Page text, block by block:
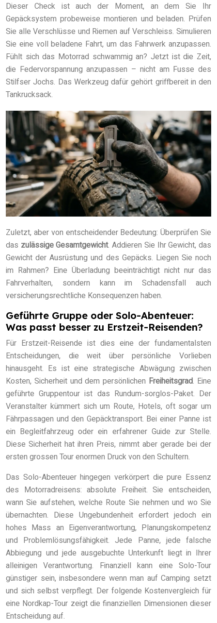
Dieser Check ist auch der Moment, an dem Sie Ihr
Gepäcksystem probeweise montieren und beladen. Prüfen
Sie alle Verschlüsse und Riemen auf Verschleiss. Simulieren
Sie eine voll beladene Fahrt, um das Fahrwerk anzupassen.
Fühlt sich das Motorrad schwammig an? Jetzt ist die Zeit,
die Federvorspannung anzupassen – nicht am Fusse des
Stilfser Jochs. Das Werkzeug dafür gehört griffbereit in den
Tankrucksack.
Zuletzt, aber von entscheidender Bedeutung: Überprüfen Sie
das zulässige Gesamtgewicht. Addieren Sie Ihr Gewicht, das
Gewicht der Ausrüstung und des Gepäcks. Liegen Sie noch
im Rahmen? Eine Überladung beeinträchtigt nicht nur das
Fahrverhalten, sondern kann im Schadensfall auch
versicherungsrechtliche Konsequenzen haben.
Geführte Gruppe oder Solo-Abenteuer:
Was passt besser zu Erstzeit-Reisenden?
Für Erstzeit-Reisende ist dies eine der fundamentalsten
Entscheidungen, die weit über persönliche Vorlieben
hinausgeht. Es ist eine strategische Abwägung zwischen
Kosten, Sicherheit und dem persönlichen Freiheitsgrad. Eine
geführte Gruppentour ist das Rundum-sorglos-Paket. Der
Veranstalter kümmert sich um Route, Hotels, oft sogar um
Fährpassagen und den Gepäcktransport. Bei einer Panne ist
ein Begleitfahrzeug oder ein erfahrener Guide zur Stelle.
Diese Sicherheit hat ihren Preis, nimmt aber gerade bei der
ersten grossen Tour enormen Druck von den Schultern.
Das Solo-Abenteuer hingegen verkörpert die pure Essenz
des Motorradreisens: absolute Freiheit. Sie entscheiden,
wann Sie aufstehen, welche Route Sie nehmen und wo Sie
übernachten. Diese Ungebundenheit erfordert jedoch ein
hohes Mass an Eigenverantwortung, Planungskompetenz
und Problemlösungsfähigkeit. Jede Panne, jede falsche
Abbiegung und jede ausgebuchte Unterkunft liegt in Ihrer
alleinigen Verantwortung. Finanziell kann eine Solo-Tour
günstiger sein, insbesondere wenn man auf Camping setzt
und sich selbst verpflegt. Der folgende Kostenvergleich für
eine Nordkap-Tour zeigt die finanziellen Dimensionen dieser
Entscheidung auf.